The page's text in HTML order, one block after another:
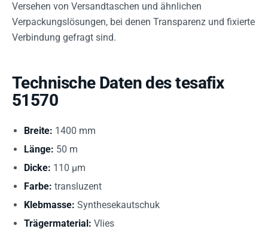
Versehen von Versandtaschen und ähnlichen
Verpackungslösungen, bei denen Transparenz und fixierte
Verbindung gefragt sind.
Technische Daten des tesafix
51570
Breite: 1400 mm
Länge: 50 m
Dicke: 110 µm
Farbe: transluzent
Klebmasse: Synthesekautschuk
Trägermaterial: Vlies